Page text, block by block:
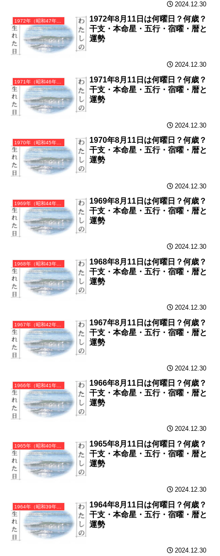
2024.12.30
1972年（昭和47年）壬子（みずのえね）・子年（ねずみ年）カレンダー（月曜はじまり）
1972年8月11日は何曜日？何歳？
干支・本命星・五行・宿曜・暦と
運勢
2024.12.30
1971年（昭和46年）辛亥（かのとい）・亥年（いのしし年）カレンダー（月曜はじまり）
1971年8月11日は何曜日？何歳？
干支・本命星・五行・宿曜・暦と
運勢
2024.12.30
1970年（昭和45年）庚戌（かのえいぬ）・戌年（いぬ年）カレンダー（月曜はじまり）
1970年8月11日は何曜日？何歳？
干支・本命星・五行・宿曜・暦と
運勢
2024.12.30
1969年（昭和44年）己酉（つちのととり）・酉年（とり年）カレンダー（月曜はじまり）
1969年8月11日は何曜日？何歳？
干支・本命星・五行・宿曜・暦と
運勢
2024.12.30
1968年（昭和43年）戊申（つちのえさる）・申年（さる年）カレンダー（月曜はじまり）
1968年8月11日は何曜日？何歳？
干支・本命星・五行・宿曜・暦と
運勢
2024.12.30
1967年（昭和42年）丁未（ひのとひつじ）・未年（ひつじ年）カレンダー（月曜はじまり）
1967年8月11日は何曜日？何歳？
干支・本命星・五行・宿曜・暦と
運勢
2024.12.30
1966年（昭和41年）丙午（ひのえうま）・午年（うま年）カレンダー（月曜はじまり）
1966年8月11日は何曜日？何歳？
干支・本命星・五行・宿曜・暦と
運勢
2024.12.30
1965年（昭和40年）乙巳（きのとみ）・巳年（へび年）カレンダー（月曜はじまり）
1965年8月11日は何曜日？何歳？
干支・本命星・五行・宿曜・暦と
運勢
2024.12.30
1964年（昭和39年）甲辰（きのえたつ）・辰年（たつ年）カレンダー（月曜はじまり）
1964年8月11日は何曜日？何歳？
干支・本命星・五行・宿曜・暦と
運勢
2024.12.30